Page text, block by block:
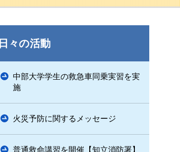
日々の活動
中部大学学生の救急車同乗実習を実
施
火災予防に関するメッセージ
普通救命講習を開催【知立消防署】